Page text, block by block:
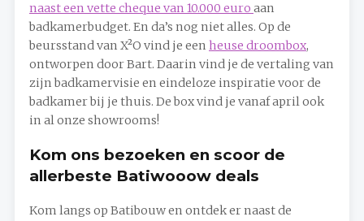
naast een vette cheque van 10.000 euro aan
badkamerbudget. En da’s nog niet alles. Op de
beursstand van X²O vind je een heuse droombox,
ontworpen door Bart. Daarin vind je de vertaling van
zijn badkamervisie en eindeloze inspiratie voor de
badkamer bij je thuis. De box vind je vanaf april ook
in al onze showrooms!
Kom ons bezoeken en scoor de
allerbeste Batiwooow deals
Kom langs op Batibouw en ontdek er naast de